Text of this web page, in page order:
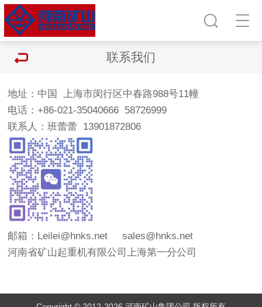
联系我们
地址：中国 上海市闵行区中春路988号11幢
电话：+86-021-35040666 58726999
联系人：班蕾蕾 13901872806
邮箱：Leilei@hnks.net sales@hnks.net
河南省矿山起重机有限公司上海第一分公司